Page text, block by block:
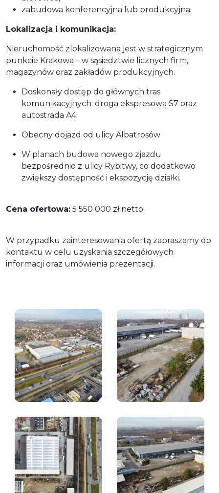
zabudowa konferencyjna lub produkcyjna.
Lokalizacja i komunikacja:
Nieruchomość zlokalizowana jest w strategicznym
punkcie Krakowa – w sąsiedztwie licznych firm,
magazynów oraz zakładów produkcyjnych.
Doskonały dostęp do głównych tras
komunikacyjnych: droga ekspresowa S7 oraz
autostrada A4
Obecny dojazd od ulicy Albatrosów
W planach budowa nowego zjazdu
bezpośrednio z ulicy Rybitwy, co dodatkowo
zwiększy dostępność i ekspozycję działki.
Cena ofertowa: 5 550 000 zł netto
W przypadku zainteresowania ofertą zapraszamy do
kontaktu w celu uzyskania szczegółowych
informacji oraz umówienia prezentacji.